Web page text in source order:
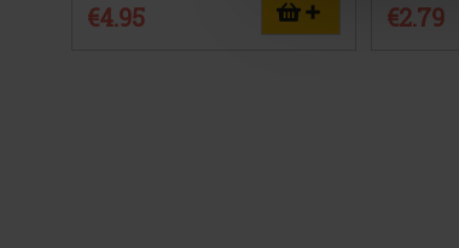
€4.95 €2.79